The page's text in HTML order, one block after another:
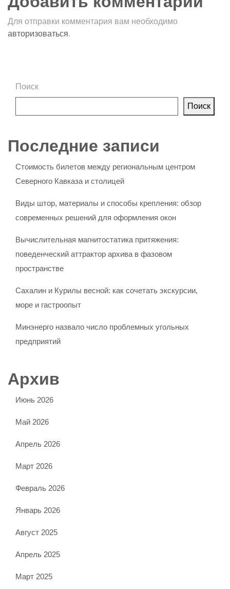
Для отправки комментария вам необходимо
авторизоваться.
Поиск
Поиск
Последние записи
Стоимость билетов между региональным центром
Северного Кавказа и столицей
Виды штор, материалы и способы крепления: обзор
современных решений для оформления окон
Вычислительная магнитостатика притяжения:
поведенческий аттрактор архива в фазовом
пространстве
Сахалин и Курилы весной: как сочетать экскурсии,
море и гастроопыт
Минэнерго назвало число проблемных угольных
предприятий
Архив
Июнь 2026
Май 2026
Апрель 2026
Март 2026
Февраль 2026
Январь 2026
Август 2025
Апрель 2025
Март 2025